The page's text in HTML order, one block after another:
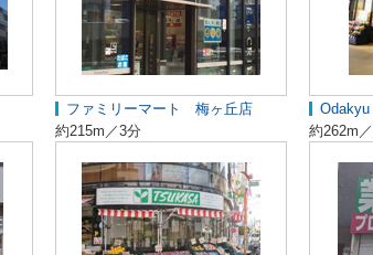
ファミリーマート 梅ヶ丘店
約215m／3分
約262m